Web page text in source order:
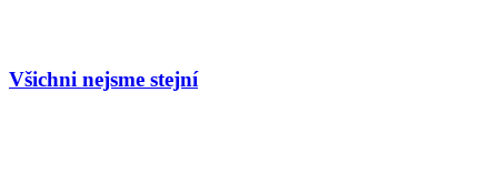
Všichni nejsme stejní